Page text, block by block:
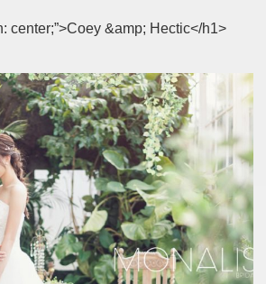
center;”>Coey &amp; Hectic</h1>